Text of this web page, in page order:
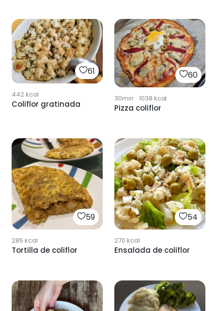
61
442kcal
Coliflor gratinada
60
30min · 1038 kcal
Pizza coliflor
59
285 kcal
Tortilla de coliflor
54
270 kcal
Ensalada de coliflor